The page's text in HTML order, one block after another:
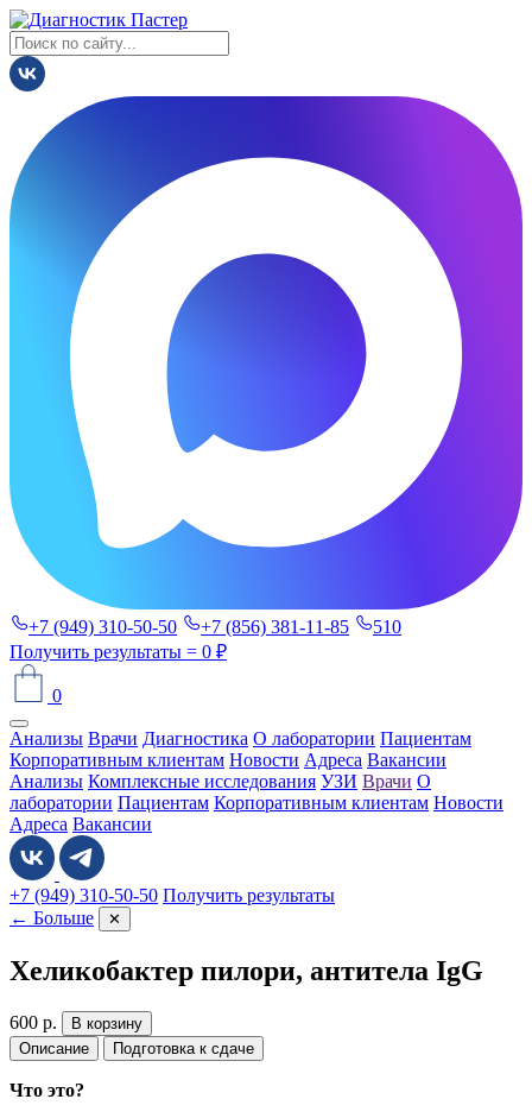
+7 (949) 310-50-50 +7 (856) 381-11-85
510
Получить результаты = 0 ₽
0
Анализы Врачи Диагностика О лаборатории Пациентам
Корпоративным клиентам Новости Адреса Вакансии
Анализы Комплексные исследования УЗИ Врачи О
лаборатории Пациентам Корпоративным клиентам Новости
Адреса Вакансии
+7 (949) 310-50-50 Получить результаты
← Больше
✕
Хеликобактер пилори, антитела IgG
600 р.
В корзину
Описание
Подготовка к сдаче
Что это?